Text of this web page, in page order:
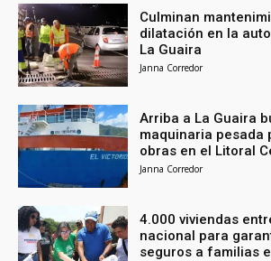
Culminan
dilatación en la
La Guaira
Janna Corredor
Arriba a La Guaira
maquinaria pesada
obras en el Litoral
Janna Corredor
4.000 viviendas
nacional para
seguros a familias